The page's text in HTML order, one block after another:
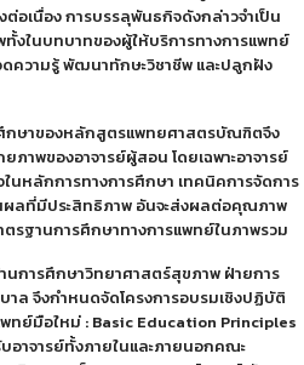
อเนื่อง การบรรลุพันธกิจดังกล่าวจำเป็น
งในบทบาทของผู้ให้บริการทางการแพทย์
ความรู้ พัฒนาทักษะวิชาชีพ และปลูกฝัง
าของหลักสูตรแพทยศาสตรบัณฑิตจึง
พของอาจารย์ผู้สอน โดยเฉพาะอาจารย์
ในหลักการทางการศึกษา เทคนิคการจัดการ
นผลที่มีประสิทธิภาพ อันจะส่งผลต่อคุณภาพ
รฐานการศึกษาทางการแพทย์ในภาพรวม
ารศึกษาวิทยาศาสตร์สุขภาพ ฝ่ายการ
ล จึงกำหนดจัดโครงการอบรมเชิงปฏิบัติ
ทย์มือใหม่ : Basic Education Principles
อาจารย์ทั้งภายในและภายนอกคณะ